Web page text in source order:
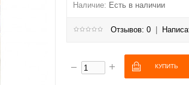
Наличие: Есть в наличии
Отзывов: 0